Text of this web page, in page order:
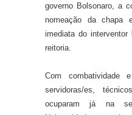
governo Bolsonaro, a
nomeação da chapa
imediata do
reitoria.
Com combatividade
servidoras/es,
ocuparam já na